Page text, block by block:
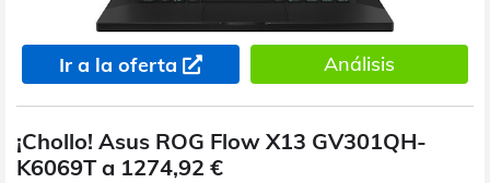
Ir a la oferta Análisis
¡Chollo! Asus ROG Flow X13 GV301QH-
K6069T a 1274,92 €